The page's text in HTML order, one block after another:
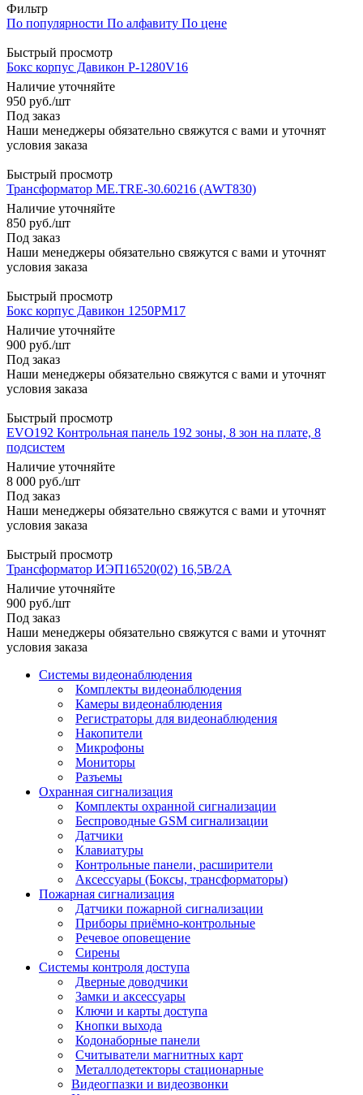
Фильтр
По популярности По алфавиту По цене
Быстрый просмотр
Бокс корпус Давикон P-1280V16
Наличие уточняйте
950 руб./шт
Под заказ
Наши менеджеры обязательно свяжутся с вами и уточнят
условия заказа
Быстрый просмотр
Трансформатор ME.TRE-30.60216 (AWT830)
Наличие уточняйте
850 руб./шт
Под заказ
Наши менеджеры обязательно свяжутся с вами и уточнят
условия заказа
Быстрый просмотр
Бокс корпус Давикон 1250PM17
Наличие уточняйте
900 руб./шт
Под заказ
Наши менеджеры обязательно свяжутся с вами и уточнят
условия заказа
Быстрый просмотр
EVO192 Контрольная панель 192 зоны, 8 зон на плате, 8
подсистем
Наличие уточняйте
8 000 руб./шт
Под заказ
Наши менеджеры обязательно свяжутся с вами и уточнят
условия заказа
Быстрый просмотр
Трансформатор ИЭП16520(02) 16,5B/2A
Наличие уточняйте
900 руб./шт
Под заказ
Наши менеджеры обязательно свяжутся с вами и уточнят
условия заказа
Системы видеонаблюдения
Комплекты видеонаблюдения
Камеры видеонаблюдения
Регистраторы для видеонаблюдения
Накопители
Микрофоны
Мониторы
Разъемы
Охранная сигнализация
Комплекты охранной сигнализации
Беспроводные GSM сигнализации
Датчики
Клавиатуры
Контрольные панели, расширители
Аксессуары (Боксы, трансформаторы)
Пожарная сигнализация
Датчики пожарной сигнализации
Приборы приёмно-контрольные
Речевое оповещение
Сирены
Системы контроля доступа
Дверные доводчики
Замки и аксессуары
Ключи и карты доступа
Кнопки выхода
Кодонаборные панели
Считыватели магнитных карт
Металлодетекторы стационарные
Видеогпазки и видеозвонки